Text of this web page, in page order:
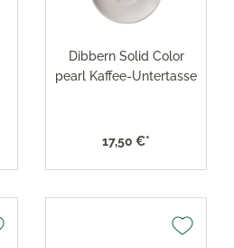
Dibbern Solid Color
pearl Kaffee-Untertasse
17,50 €*